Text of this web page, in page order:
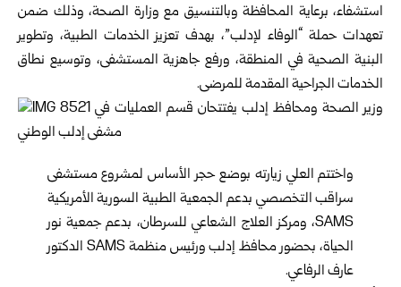
استشفاء، برعاية المحافظة وبالتنسيق مع وزارة الصحة، وذلك ضمن
تعهدات حملة “الوفاء لإدلب”، بهدف تعزيز الخدمات الطبية، وتطوير
البنية الصحية في المنطقة، ورفع جاهزية المستشفى، وتوسيع نطاق
الخدمات الجراحية المقدمة للمرضى.
واختتم العلي زيارته بوضع حجر الأساس لمشروع مستشفى
سراقب التخصصي بدعم الجمعية الطبية السورية الأمريكية
SAMS، ومركز العلاج الشعاعي للسرطان، بدعم جمعية نور
الحياة، بحضور محافظ إدلب ورئيس منظمة SAMS الدكتور
عارف الرفاعي.